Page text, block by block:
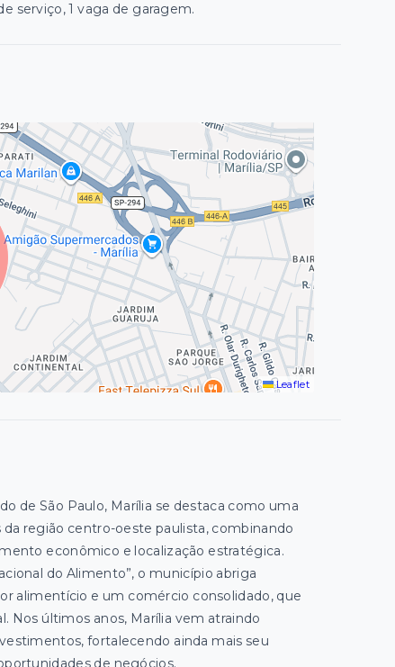
serviço, 1 vaga de garagem.
Leaflet
de São Paulo, Marília se destaca como uma
da região centro-oeste paulista, combinando
econômico e localização estratégica.
do Alimento”, o município abriga
alimentício e um comércio consolidado, que
Nos últimos anos, Marília vem atraindo
fortalecendo ainda mais seu
de negócios.